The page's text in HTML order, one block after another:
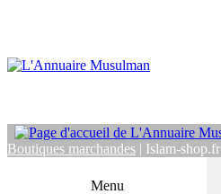
Boutiques marchandes | Islam-shop.fr
Menu